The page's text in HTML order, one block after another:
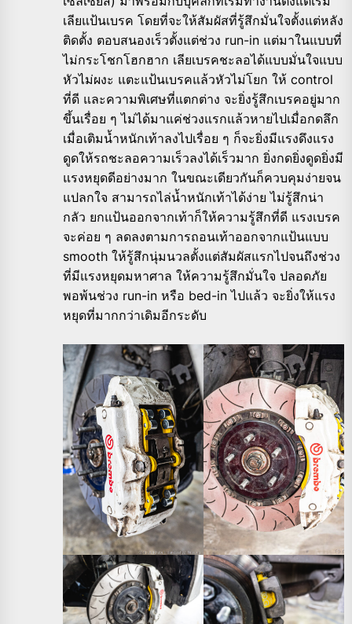
เลียแป้นเบรค โดยที่จะให้สัมผัสที่รู้สึกมั่นใจตั้งแต่หลัง
ติดตั้ง ตอบสนองเร็วตั้งแต่ช่วง run-in แต่มาในแบบที่
ไม่กระโชกโฮกฮาก เลียเบรคชะลอได้แบบมั่นใจแบบ
หัวไม่ผงะ แตะแป้นเบรคแล้วหัวไม่โยก ให้ control
ที่ดี และความพิเศษที่แตกต่าง จะยิ่งรู้สึกเบรคอยู่มาก
ขึ้นเรื่อย ๆ ไม่ได้มาแค่ช่วงแรกแล้วหายไปเมื่อกดลึก
เมื่อเติมน้ำหนักเท้าลงไปเรื่อย ๆ ก็จะยิ่งมีแรงดึงแรง
ดูดให้รถชะลอความเร็วลงได้เร็วมาก ยิ่งกดยิ่งดูดยิ่งมี
แรงหยุดดีอย่างมาก ในขณะเดียวกันก็ควบคุมง่ายจน
แปลกใจ สามารถไล่น้ำหนักเท้าได้ง่าย ไม่รู้สึกน่า
กลัว ยกแป้นออกจากเท้าก็ให้ความรู้สึกที่ดี แรงเบรค
จะค่อย ๆ ลดลงตามการถอนเท้าออกจากแป้นแบบ
smooth ให้รู้สึกนุ่มนวลตั้งแต่สัมผัสแรกไปจนถึงช่วง
ที่มีแรงหยุดมหาศาล ให้ความรู้สึกมั่นใจ ปลอดภัย
พอพ้นช่วง run-in หรือ bed-in ไปแล้ว จะยิ่งให้แรง
หยุดที่มากกว่าเดิมอีกระดับ